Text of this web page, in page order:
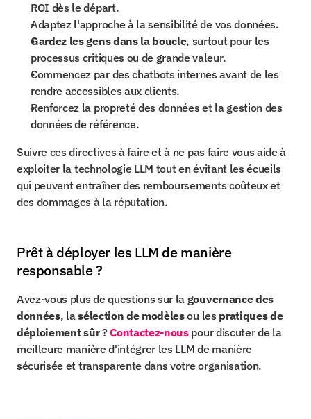
ROI dès le départ.
Adaptez l'approche à la sensibilité de vos données.
Gardez les gens dans la boucle, surtout pour les
processus critiques ou de grande valeur.
Commencez par des chatbots internes avant de les
rendre accessibles aux clients.
Renforcez la propreté des données et la gestion des
données de référence.
Suivre ces directives à faire et à ne pas faire vous aide à
exploiter la technologie LLM tout en évitant les écueils
qui peuvent entraîner des remboursements coûteux et
des dommages à la réputation.
Prêt à déployer les LLM de manière
responsable ?
Avez-vous plus de questions sur la gouvernance des
données, la sélection de modèles ou les pratiques de
déploiement sûr ? Contactez-nous pour discuter de la
meilleure manière d'intégrer les LLM de manière
sécurisée et transparente dans votre organisation.